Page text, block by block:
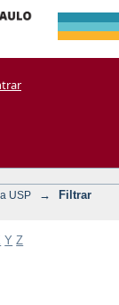
USP →
Filtrar
Y Z